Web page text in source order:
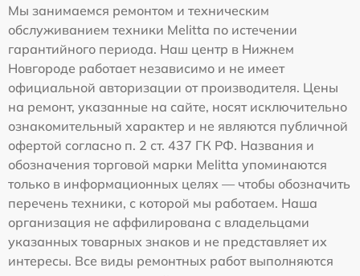
Мы занимаемся ремонтом и техническим
обслуживанием техники Melitta по истечении
гарантийного периода. Наш центр в Нижнем
Новгороде работает независимо и не имеет
официальной авторизации от производителя. Цены
на ремонт, указанные на сайте, носят исключительно
ознакомительный характер и не являются публичной
офертой согласно п. 2 ст. 437 ГК РФ. Названия и
обозначения торговой марки Melitta упоминаются
только в информационных целях — чтобы обозначить
перечень техники, с которой мы работаем. Наша
организация не аффилирована с владельцами
указанных товарных знаков и не представляет их
интересы. Все виды ремонтных работ выполняются